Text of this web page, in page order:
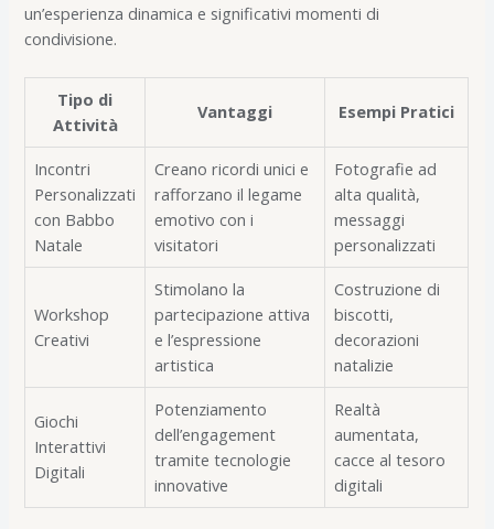
un’esperienza dinamica e significativi momenti di
condivisione.
Tipo di
Attività
Vantaggi Esempi Pratici
Incontri
Personalizzati
con Babbo
Natale
Creano ricordi unici e
rafforzano il legame
emotivo con i
visitatori
Fotografie ad
alta qualità,
messaggi
personalizzati
Workshop
Creativi
Stimolano la
partecipazione attiva
e l’espressione
artistica
Costruzione di
biscotti,
decorazioni
natalizie
Giochi
Interattivi
Digitali
Potenziamento
dell’engagement
tramite tecnologie
innovative
Realtà
aumentata,
cacce al tesoro
digitali